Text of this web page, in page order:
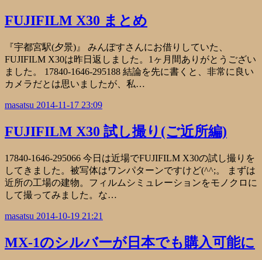
FUJIFILM X30 まとめ
『宇都宮駅(夕景)』 みんぽすさんにお借りしていた、
FUJIFILM X30は昨日返しました。1ヶ月間ありがとうござい
ました。 17840-1646-295188 結論を先に書くと、非常に良い
カメラだとは思いましたが、私…
masatsu 2014-11-17 23:09
FUJIFILM X30 試し撮り(ご近所編)
17840-1646-295066 今日は近場でFUJIFILM X30の試し撮りを
してきました。被写体はワンパターンですけど(^^;。 まずは
近所の工場の建物。フィルムシミュレーションをモノクロに
して撮ってみました。な…
masatsu 2014-10-19 21:21
MX-1のシルバーが日本でも購入可能に